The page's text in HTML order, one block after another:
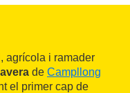
agrícola i ramader
de Campllong
el primer cap de